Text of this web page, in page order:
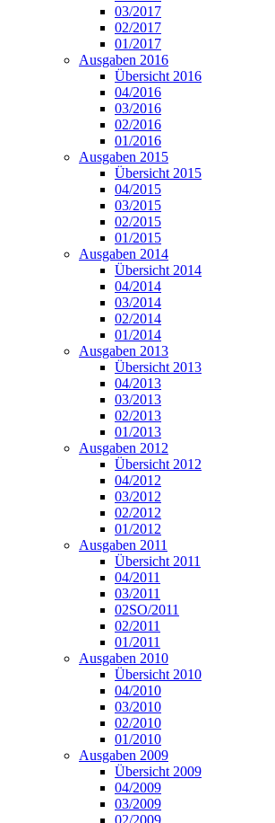
03/2017
02/2017
01/2017
Ausgaben 2016
Übersicht 2016
04/2016
03/2016
02/2016
01/2016
Ausgaben 2015
Übersicht 2015
04/2015
03/2015
02/2015
01/2015
Ausgaben 2014
Übersicht 2014
04/2014
03/2014
02/2014
01/2014
Ausgaben 2013
Übersicht 2013
04/2013
03/2013
02/2013
01/2013
Ausgaben 2012
Übersicht 2012
04/2012
03/2012
02/2012
01/2012
Ausgaben 2011
Übersicht 2011
04/2011
03/2011
02SO/2011
02/2011
01/2011
Ausgaben 2010
Übersicht 2010
04/2010
03/2010
02/2010
01/2010
Ausgaben 2009
Übersicht 2009
04/2009
03/2009
02/2009